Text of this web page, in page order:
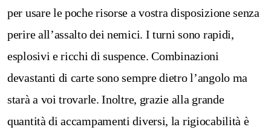
per usare le poche risorse a vostra disposizione senza
perire all’assalto dei nemici. I turni sono rapidi,
esplosivi e ricchi di suspence. Combinazioni
devastanti di carte sono sempre dietro l’angolo ma
starà a voi trovarle. Inoltre, grazie alla grande
quantità di accampamenti diversi, la rigiocabilità è